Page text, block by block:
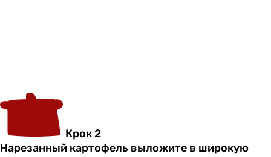
Крок 2
Нарезанный картофель выложите в широкую